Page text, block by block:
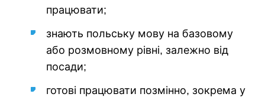
працювати;
знають польську мову на базовому
або розмовному рівні, залежно від
посади;
готові працювати позмінно, зокрема у